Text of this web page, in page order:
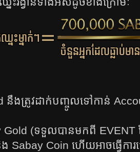
នឹងត្រូវដាក់បញ្ចូលទៅកាន់
Gold (ទទួលបានមកពី​
ង​ Sabay​ Coin​​​ ហើយ​អាច​ធ្វើ​ការ​